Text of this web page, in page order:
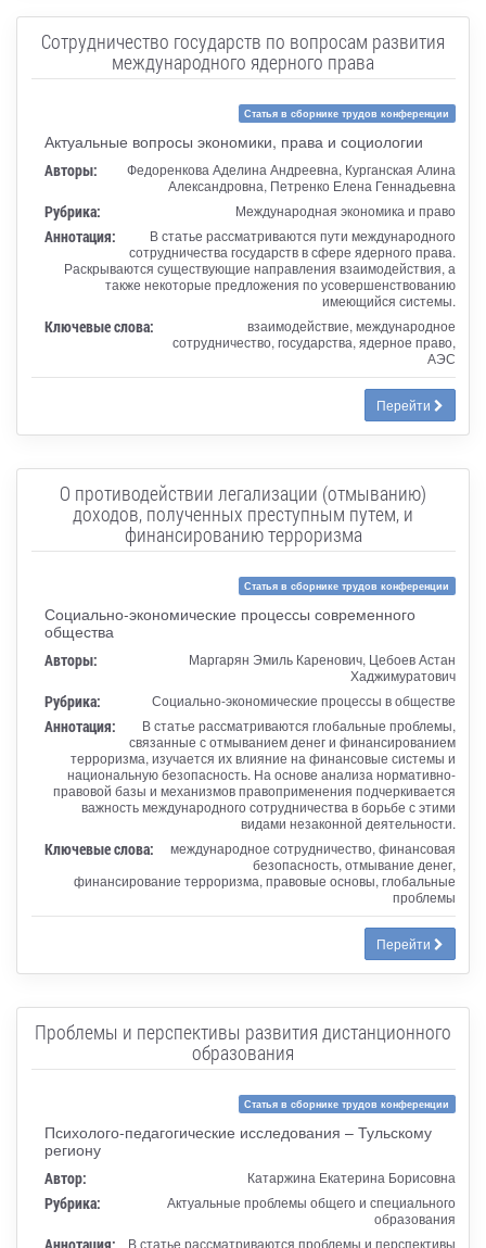
Сотрудничество государств по вопросам развития
международного ядерного права
Статья в сборнике трудов конференции
Актуальные вопросы экономики, права и социологии
Авторы:
Федоренкова Аделина Андреевна, Курганская Алина
Александровна, Петренко Елена Геннадьевна
Рубрика: Международная экономика и право
Аннотация:
В статье рассматриваются пути международного
сотрудничества государств в сфере ядерного права.
Раскрываются существующие направления взаимодействия, а
также некоторые предложения по усовершенствованию
имеющийся системы.
Ключевые слова:
взаимодействие, международное
сотрудничество, государства, ядерное право,
АЭС
Перейти
О противодействии легализации (отмыванию)
доходов, полученных преступным путем, и
финансированию терроризма
Статья в сборнике трудов конференции
Социально-экономические процессы современного
общества
Авторы:
Маргарян Эмиль Каренович, Цебоев Астан
Хаджимуратович
Рубрика: Социально-экономические процессы в обществе
Аннотация:
В статье рассматриваются глобальные проблемы,
связанные с отмыванием денег и финансированием
терроризма, изучается их влияние на финансовые системы и
национальную безопасность. На основе анализа нормативно-
правовой базы и механизмов правоприменения подчеркивается
важность международного сотрудничества в борьбе с этими
видами незаконной деятельности.
Ключевые слова:
международное сотрудничество, финансовая
безопасность, отмывание денег,
финансирование терроризма, правовые основы, глобальные
проблемы
Перейти
Проблемы и перспективы развития дистанционного
образования
Статья в сборнике трудов конференции
Психолого-педагогические исследования – Тульскому
региону
Автор: Катаржина Екатерина Борисовна
Рубрика:
Актуальные проблемы общего и специального
образования
Аннотация: В статье рассматриваются проблемы и перспективы